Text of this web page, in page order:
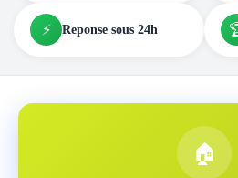
⚡ Reponse sous 24h
🏠